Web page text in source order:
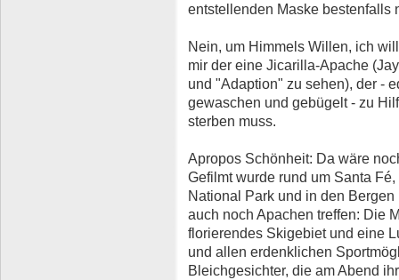
entstellenden Maske bestenfalls
Nein, um Himmels Willen, ich
mir der eine Jicarilla-Apache
und "Adaption" zu sehen), der -
gewaschen und gebügelt - zu
sterben muss.
Apropos Schönheit: Da wäre
Gefilmt wurde rund um Santa
National Park und in den
auch noch Apachen treffen: Die
florierendes Skigebiet und eine
und allen erdenklichen
Bleichgesichter, die am Abend